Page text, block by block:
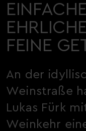
FEINE
An der
Weinstraße
Lukas Fürk
Weinkehr